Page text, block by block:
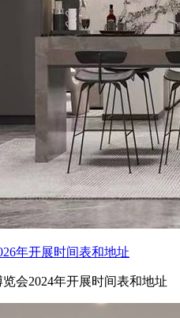
年开展时间表和地址
会2024年开展时间表和地址